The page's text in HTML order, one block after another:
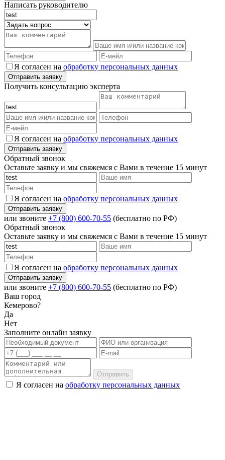
Написать руководителю
Я согласен на обработку персональных данных
Получить консультацию эксперта
Я согласен на обработку персональных данных
Обратный звонок
Оставьте заявку и мы свяжемся с Вами в течение 15 минут
Я согласен на обработку персональных данных
или звоните +7 (800) 600-70-55 (бесплатно по РФ)
Обратный звонок
Оставьте заявку и мы свяжемся с Вами в течение 15 минут
Я согласен на обработку персональных данных
или звоните +7 (800) 600-70-55 (бесплатно по РФ)
Ваш город
Кемерово?
Да
Нет
Заполните онлайн заявку
Отправить
Я согласен на обработку персональных данных